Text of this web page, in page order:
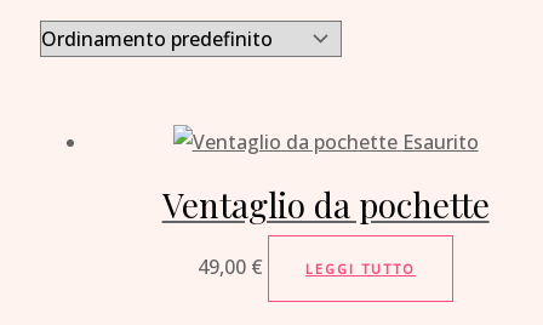
Esaurito
Ventaglio da pochette
49,00 € LEGGI TUTTO